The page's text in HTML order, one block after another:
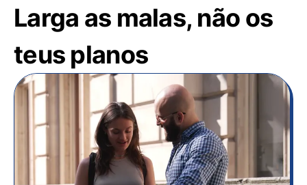
Larga as malas, não os
teus planos